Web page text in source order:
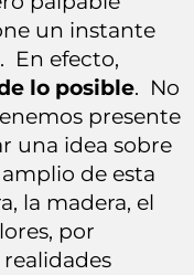
un instante
En efecto,
lo posible. No
presente
una idea sobre
de esta
la madera, el
por